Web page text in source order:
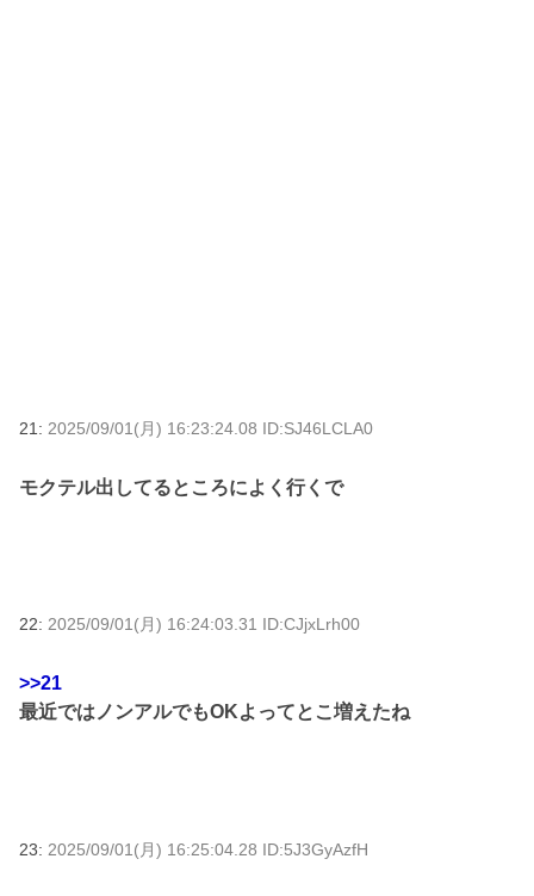
21: 2025/09/01(月) 16:23:24.08 ID:SJ46LCLA0
モクテル出してるところによく行くで
22: 2025/09/01(月) 16:24:03.31 ID:CJjxLrh00
>>21
最近ではノンアルでもOKよってとこ増えたね
23: 2025/09/01(月) 16:25:04.28 ID:5J3GyAzfH